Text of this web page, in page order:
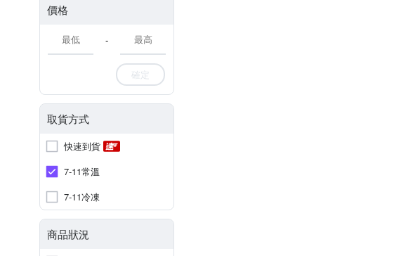
價格
-
確定
取貨方式
快速到貨
7-11常溫
7-11冷凍
商品狀況